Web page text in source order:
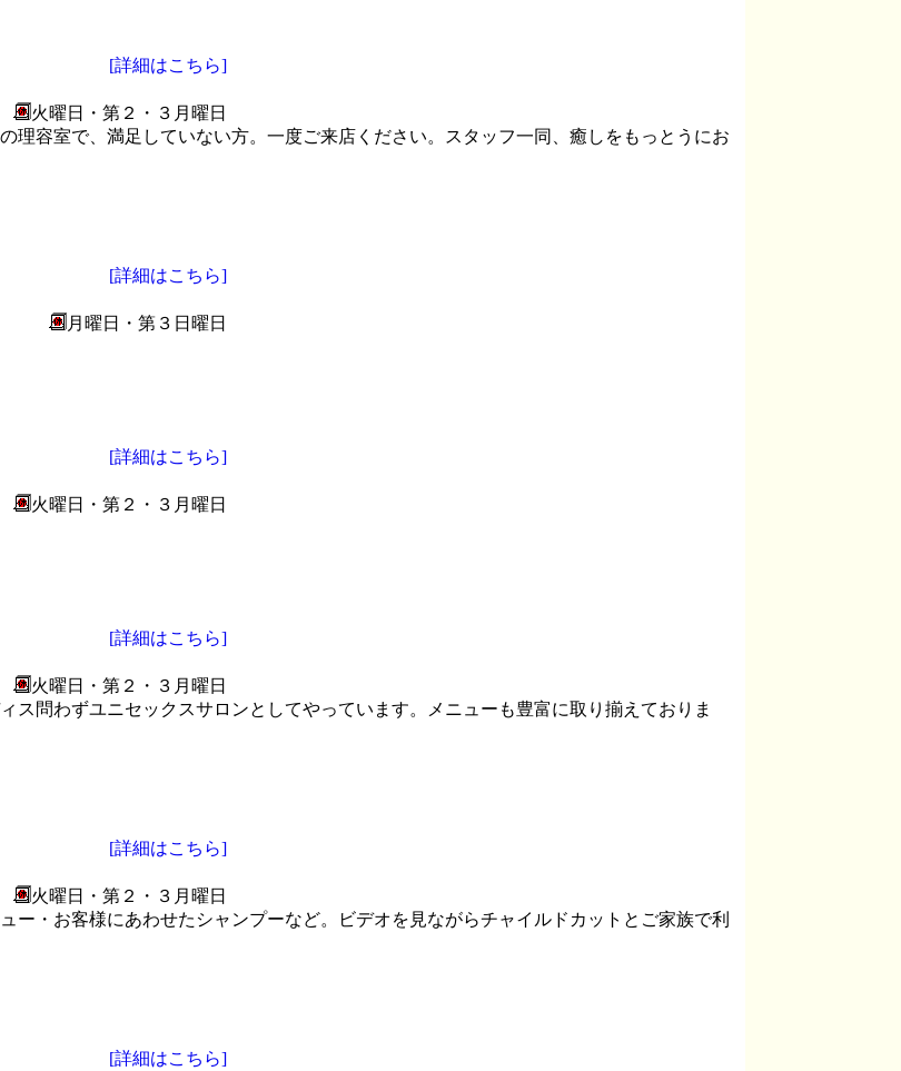
[詳細はこちら]
火曜日・第２・３月曜日
理容室で、満足していない方。一度ご来店ください。スタッフ一同、癒しをもっとうにお
[詳細はこちら]
月曜日・第３日曜日
[詳細はこちら]
火曜日・第２・３月曜日
[詳細はこちら]
火曜日・第２・３月曜日
問わずユニセックスサロンとしてやっています。メニューも豊富に取り揃えておりま
[詳細はこちら]
火曜日・第２・３月曜日
・お客様にあわせたシャンプーなど。ビデオを見ながらチャイルドカットとご家族で利
[詳細はこちら]